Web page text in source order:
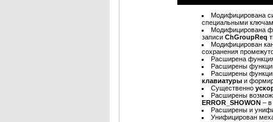
Модифицирована
специальными
Модифицирована
записи ChGroupReq
Модифицирован
сохранения
Расширена
Расширены
Расширены
клавиатуры и
Существенно
Расширены
ERROR_SHOWON –
Расширены и
Унифицирован